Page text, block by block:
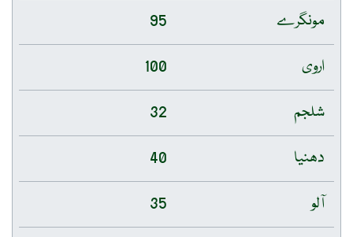
مونگرے
95
اروی
100
شلجم
32
دھنیا
40
آلو
35